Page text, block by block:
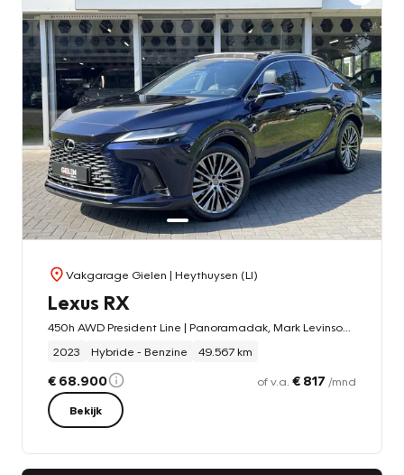
Vakgarage Gielen | Heythuysen (LI)
Lexus RX
2023
Hybride - Benzine 49.567 km
€ 68.900 of v.a. € 817 /mnd
Bekijk